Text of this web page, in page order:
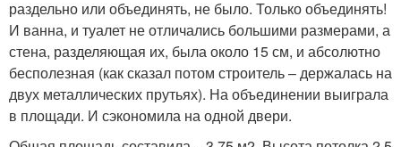
раздельно или объединять, не было. Только объединять!
И ванна, и туалет не отличались большими размерами, а
стена, разделяющая их, была около 15 см, и абсолютно
бесполезная (как сказал потом строитель – держалась на
двух металлических прутьях). На объединении выиграла
в площади. И сэкономила на одной двери.